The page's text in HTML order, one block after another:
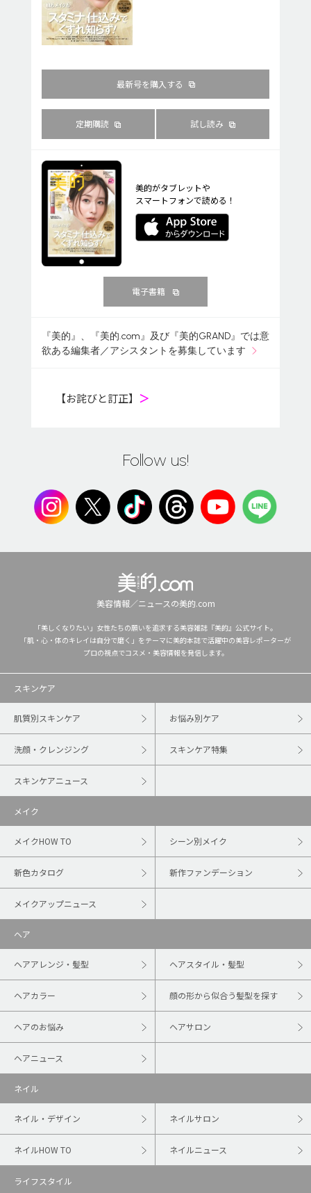
最新号を購入する
定期購読 試し読み
美的がタブレットや
スマートフォンで読める！
電子書籍
『美的』、『美的.com』及び『美的GRAND』では意
欲ある編集者／アシスタントを募集しています
【お詫びと訂正】 ＞
Follow us!
美容情報／ニュースの美的.com
「美しくなりたい」女性たちの願いを追求する美容雑誌『美的』公式サイト。
「肌・心・体のキレイは自分で磨く」をテーマに美的本誌で活躍中の美容レポーターが
プロの視点でコスメ・美容情報を発信します。
スキンケア
肌質別スキンケア お悩み別ケア
洗顔・クレンジング スキンケア特集
スキンケアニュース
メイク
メイクHOW TO シーン別メイク
新色カタログ 新作ファンデーション
メイクアップニュース
ヘア
ヘアアレンジ・髪型 ヘアスタイル・髪型
ヘアカラー 顔の形から似合う髪型を探す
ヘアのお悩み ヘアサロン
ヘアニュース
ネイル
ネイル・デザイン ネイルサロン
ネイルHOW TO ネイルニュース
ライフスタイル